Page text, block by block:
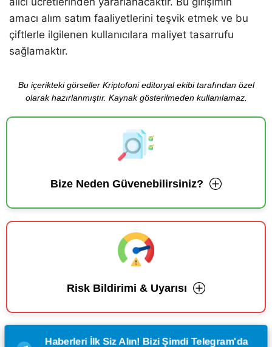
amacı alım satım faaliyetlerini teşvik etmek ve bu
çiftlerle ilgilenen kullanıcılara maliyet tasarrufu
sağlamaktır.
Bu içerikteki görseller Kriptofoni editoryal ekibi tarafından özel
olarak hazırlanmıştır. Kaynak gösterilmeden kullanılamaz.
Bize Neden Güvenebilirsiniz?
Risk Bildirimi & Uyarısı
Haberleri İlk Siz Alın! Bizi Şimdi Telegram'da